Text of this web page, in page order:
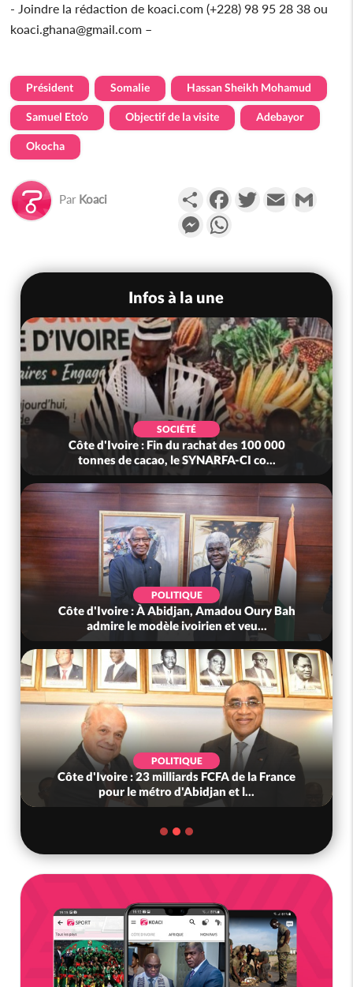
- Joindre la rédaction de koaci.com (+228) 98 95 28 38 ou
koaci.ghana@gmail.com –
Président Somalie Hassan Sheikh Mohamud
Samuel Eto’o Objectif de la visite Adebayor
Okocha
Par Koaci PartagerFacebookTwitterEmail
Messenger
Infos à la une
SOCIÉTÉ
Côte d'Ivoire : Fin du rachat des 100 000
tonnes de cacao, le SYNARFA-CI co...
POLITIQUE
Côte d'Ivoire : À Abidjan, Amadou Oury Bah
admire le modèle ivoirien et veu...
POLITIQUE
Côte d'Ivoire : 23 milliards FCFA de la France
pour le métro d'Abidjan et l...